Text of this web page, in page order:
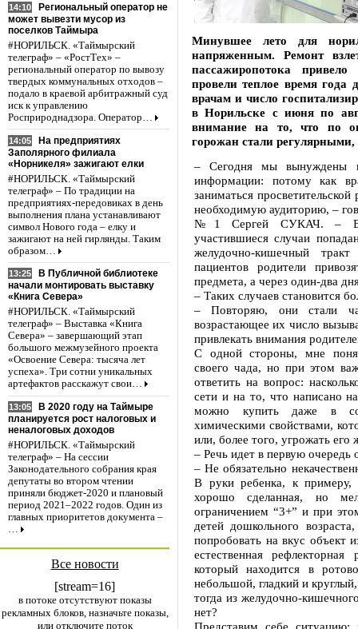
14:10
Региональный оператор не
может вывезти мусор из
поселков Таймыра
#НОРИЛЬСК. «Таймырский
телеграф» – «РостТех» –
региональный оператор по вывозу
твердых коммунальных отходов –
подало в краевой арбитражный суд
иск к управлению
Росприроднадзора. Оператор…
14:05
На предприятиях
Заполярного филиала
«Норникеля» зажигают елки
#НОРИЛЬСК. «Таймырский
телеграф» – По традиции на
предприятиях-передовиках в день
выполнения плана устанавливают
символ Нового года – елку и
зажигают на ней гирлянды. Таким
образом…
13:25
В Публичной библиотеке
начали монтировать выставку
«Книга Севера»
#НОРИЛЬСК. «Таймырский
телеграф» – Выставка «Книга
Севера» – завершающий этап
большого межмузейного проекта
«Освоение Севера: тысяча лет
успеха». Три сотни уникальных
артефактов расскажут свои…
13:05
В 2020 году на Таймыре
планируется рост налоговых и
неналоговых доходов
#НОРИЛЬСК. «Таймырский
телеграф» – На сессии
Законодательного собрания края
депутаты во втором чтении
приняли бюджет-2020 и плановый
период 2021–2022 годов. Один из
главных приоритетов документа –
…
Все новости
[stream=16]
в потоке отсутствуют показы
рекламных блоков, назначьте показы,
или отключите поток
Минувшее лето для
напряженным. Ремонт
пассажиропотока
провели теплое время
врачам и число
в Норильске с июня по
внимание на то, что по
горожан стали
– Сегодня мы вынуждены
информации: потому как
заниматься
необходимую аудиторию, –
№1 Сергей СУКАЧ. – В
участившиеся случаи
желудочно-кишечный
пациентов родители
предмета, а через один-два
– Таких случаев становится
– Повторяю, они стали
возрастающее их число
привлекать внимания
С одной стороны, мне
своего чада, но при этом
ответить на вопрос:
сети и на то, что написано
можно купить даже в
химическими свойствами,
или, более того, угрожать его
– Речь идет в первую очередь
– Не обязательно
В руки ребенка, к примеру,
хорошо сделанная, но
ограничением “3+” и при
детей дошкольного
попробовать на вкус объект
естественная
который находится в
небольшой, гладкий и
тогда из желудочно-
нет?
Представим себе ситуацию: